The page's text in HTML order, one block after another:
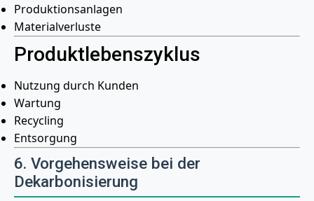
Produktionsanlagen
Materialverluste
Produktlebenszyklus
Nutzung durch Kunden
Wartung
Recycling
Entsorgung
6. Vorgehensweise bei der
Dekarbonisierung